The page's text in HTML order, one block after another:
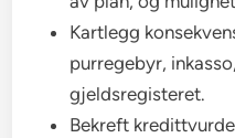
Kartlegg
purregebyr,
gjeldsregisteret.
Bekreft